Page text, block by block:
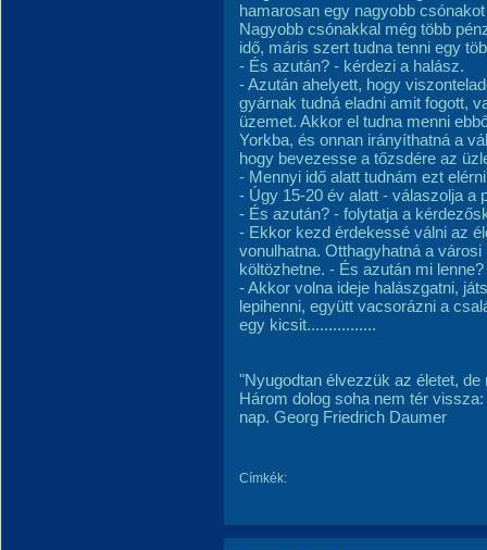
hamarosan egy nagyobb
Nagyobb csónakkal még több
idő, máris szert tudna tenni egy
- És azután? - kérdezi a halász.
- Azután ahelyett, hogy
gyárnak tudná eladni amit fogott,
üzemet. Akkor el tudna menni
Yorkba, és onnan irányíthatná a
hogy bevezesse a tőzsdére az
- Mennyi idő alatt tudnám ezt
- Úgy 15-20 év alatt - válaszolja a
- És azután? - folytatja a
- Ekkor kezd érdekessé válni az
vonulhatna. Otthagyhatná a
költözhetne. - És azután mi
- Akkor volna ideje halászgatni,
lepihenni, együtt vacsorázni a
egy kicsit................
"Nyugodtan élvezzük az életet, de
Három dolog soha nem tér
nap. Georg Friedrich Daumer
Címkék: